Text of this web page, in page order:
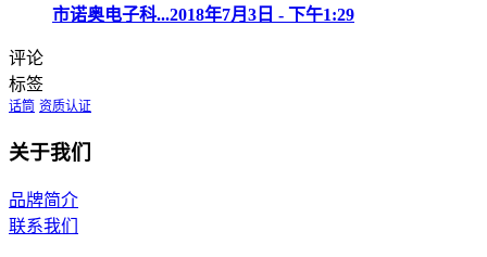
市诺奥电子科...2018年7月3日 - 下午1:29
评论
标签
话筒 资质认证
关于我们
品牌简介
联系我们